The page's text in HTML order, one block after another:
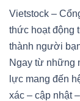
Vietstock –
thức hoạt động
thành người
Ngay từ những
lực mang đến
xác – cập nhật